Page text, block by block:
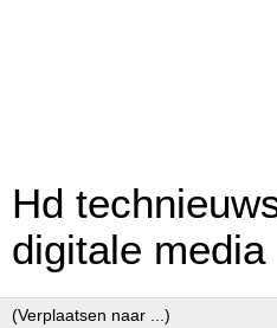
Hd
digitale media